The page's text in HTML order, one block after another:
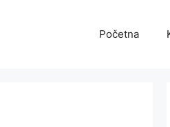
Početna